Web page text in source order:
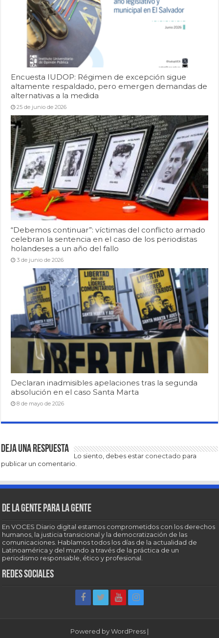
Encuesta IUDOP: Régimen de excepción sigue
altamente respaldado, pero emergen demandas de
alternativas a la medida
25 de junio de 2026
“Debemos continuar”: víctimas del conflicto armado
celebran la sentencia en el caso de los periodistas
holandeses a un año del fallo
3 de junio de 2026
Declaran inadmisibles apelaciones tras la segunda
absolución en el caso Santa Marta
8 de mayo de 2026
Deja una respuesta
Lo siento, debes estar conectado para
publicar un comentario.
De la gente para la gente
En VOCES Diario digital estamos comprometidos con los derechos
humanos, la justicia transicional y la democratización de las
comunicaciones. Hablamos todos los días de la actualidad de
Latinoamérica y del mundo a través de la práctica de un
periodismo responsable, ético y profesional.
Redes sociales
Powered byWordPress |